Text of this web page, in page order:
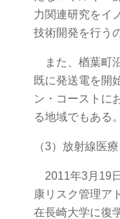
力関連研究をイ
技術開発を行う
また、楢葉町
既に発送電を開
ン・コーストに
る地域でもある
（3）放射線医療
2011年3月19
康リスク管理ア
在長崎大学に復